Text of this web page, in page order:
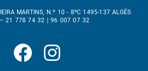
MARTINS, N.º 10 - 8ºC 1495-137 ALGÉS
21 778 74 32 | 96 007 07 32